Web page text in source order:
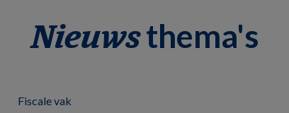
Nieuwsthema's
Fiscale vak